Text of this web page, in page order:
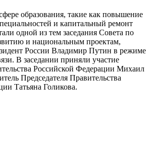
образования, такие как повышение
и капитальный ремонт
одной из тем заседания Совета по
и национальным проектам,
России Владимир Путин в режиме
В заседании приняли участие
Российской Федерации Михаил
Председателя Правительства
Татьяна Голикова.